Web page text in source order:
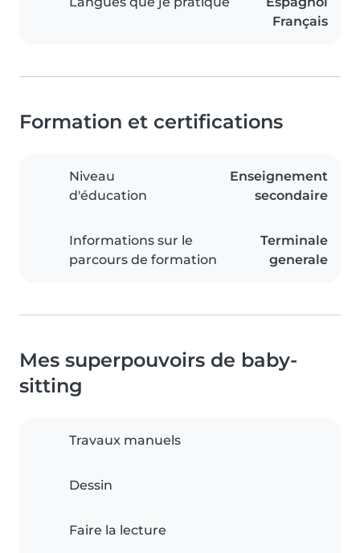
Français
Formation et certifications
Niveau
d'éducation
Enseignement
secondaire
Informations sur le
parcours de formation
Terminale
generale
Mes superpouvoirs de baby-
sitting
Travaux manuels
Dessin
Faire la lecture